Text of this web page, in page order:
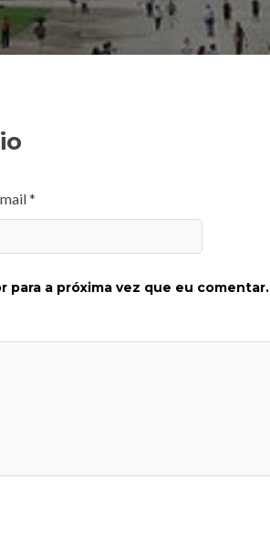
*
para a próxima vez que eu comentar.